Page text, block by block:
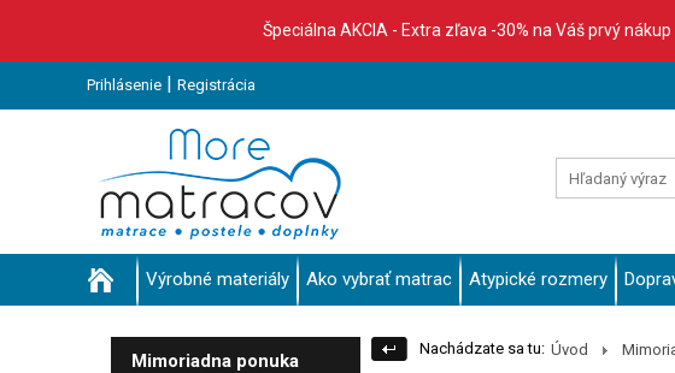
Špeciálna AKCIA - Extra zľava -30% na Váš prvý
Prihlásenie | Registrácia
Výrobné materiály Ako vybrať matrac Atypické rozmery
Mimoriadna ponuka
Nachádzate sa tu: Úvod